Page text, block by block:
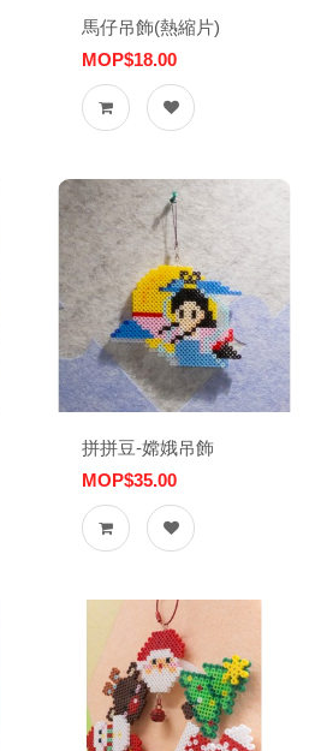
馬仔吊飾(熱縮片)
MOP$18.00
拼拼豆-嫦娥吊飾
MOP$35.00